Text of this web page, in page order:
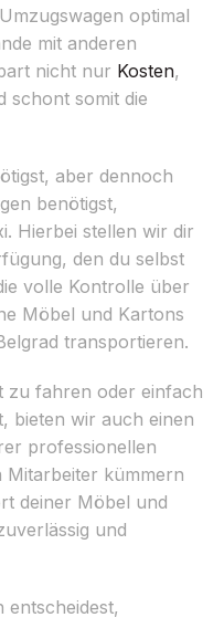
optimal
mit anderen
nicht nur Kosten,
schont somit die
aber dennoch
benötigst,
Hierbei stellen wir dir
den du selbst
volle Kontrolle über
Möbel und Kartons
transportieren.
zu fahren oder einfach
bieten wir auch einen
professionellen
kümmern
deiner Möbel und
und
entscheidest,